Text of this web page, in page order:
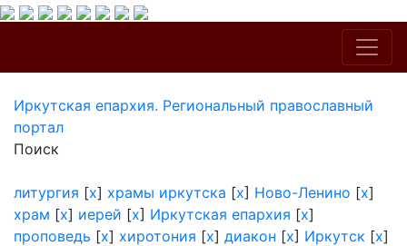
Иркутская епархия. Региональный православный
портал
Поиск
литургия [x] храмы иркутска [x] Ново-Ленино [x]
храм [x] иерей [x] Иркутская епархия [x]
проповедь [x] хиротония [x] диакон [x] Иркутск [x]